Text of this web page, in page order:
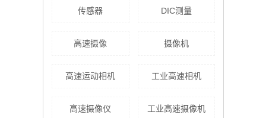
传感器 DIC测量
高速摄像 摄像机
高速运动相机 工业高速相机
高速摄像仪 工业高速摄像机